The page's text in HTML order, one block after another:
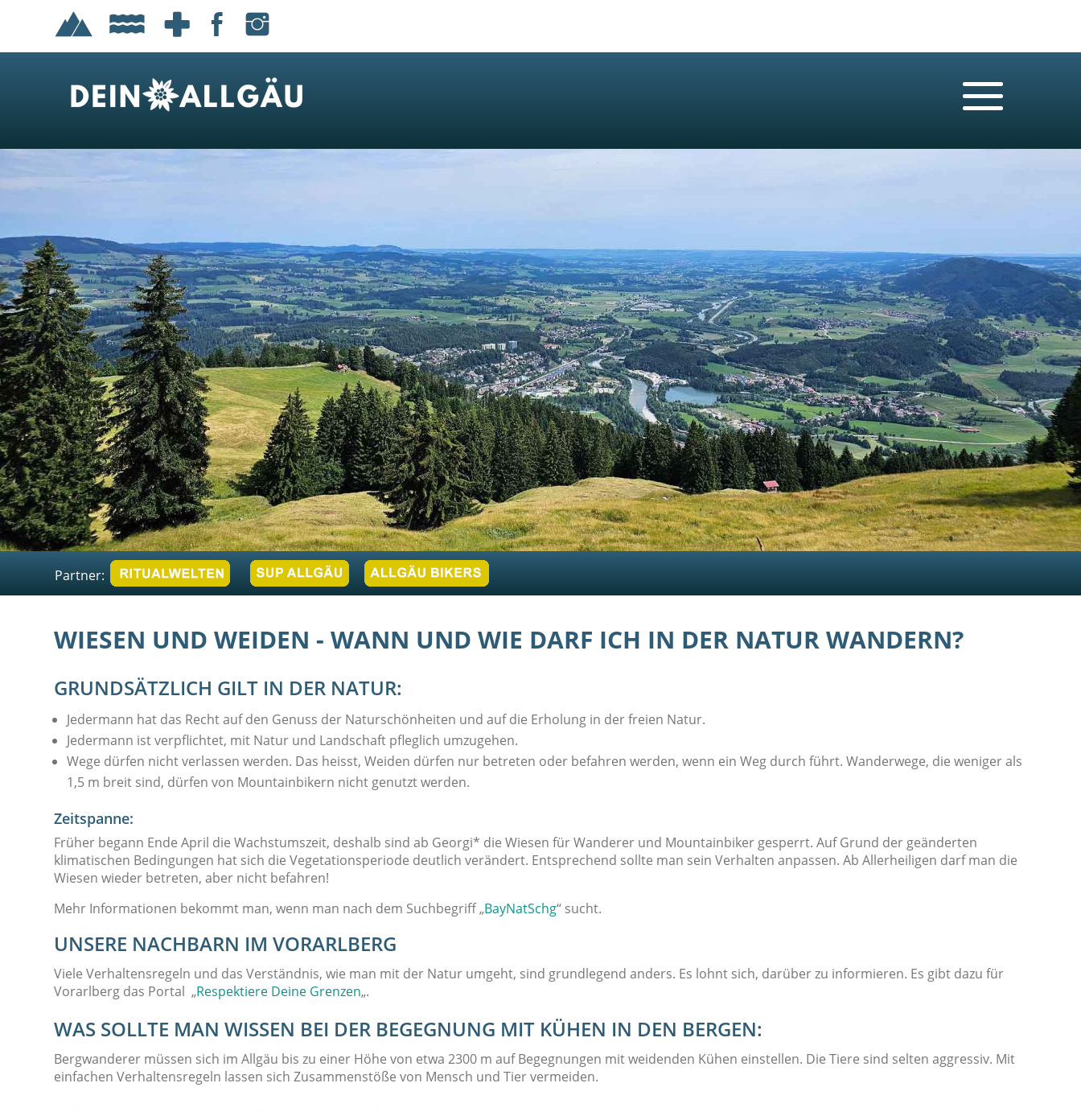
Partner:
WIESEN UND WEIDEN - WANN UND WIE DARF ICH IN DER NATUR WANDERN?
GRUNDSÄTZLICH GILT IN DER NATUR:
Jedermann hat das Recht auf den Genuss der Naturschönheiten und auf die Erholung in der freien Natur.
Jedermann ist verpflichtet, mit Natur und Landschaft pfleglich umzugehen.
Wege dürfen nicht verlassen werden. Das heisst, Weiden dürfen nur betreten oder befahren werden, wenn ein Weg durch führt. Wanderwege, die weniger als
1,5 m breit sind, dürfen von Mountainbikern nicht genutzt werden.
Zeitspanne:
Früher begann Ende April die Wachstumszeit, deshalb sind ab Georgi* die Wiesen für Wanderer und Mountainbiker gesperrt. Auf Grund der geänderten
klimatischen Bedingungen hat sich die Vegetationsperiode deutlich verändert. Entsprechend sollte man sein Verhalten anpassen. Ab Allerheiligen darf man die
Wiesen wieder betreten, aber nicht befahren!
Mehr Informationen bekommt man, wenn man nach dem Suchbegriff „BayNatSchg“ sucht.
UNSERE NACHBARN IM VORARLBERG
Viele Verhaltensregeln und das Verständnis, wie man mit der Natur umgeht, sind grundlegend anders. Es lohnt sich, darüber zu informieren. Es gibt dazu für
Vorarlberg das Portal „Respektiere Deine Grenzen„.
WAS SOLLTE MAN WISSEN BEI DER BEGEGNUNG MIT KÜHEN IN DEN BERGEN:
Bergwanderer müssen sich im Allgäu bis zu einer Höhe von etwa 2300 m auf Begegnungen mit weidenden Kühen einstellen. Die Tiere sind selten aggressiv. Mit
einfachen Verhaltensregeln lassen sich Zusammenstöße von Mensch und Tier vermeiden.